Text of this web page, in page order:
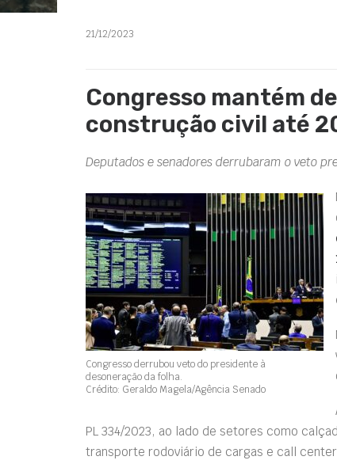
21/12/2023
Congresso mantém
construção civil até
Deputados e senadores derrubaram o veto
Congresso derrubou veto do presidente à
desoneração da folha.
Crédito: Geraldo Magela/Agência Senado
PL 334/2023, ao lado de setores como
transporte rodoviário de cargas e call